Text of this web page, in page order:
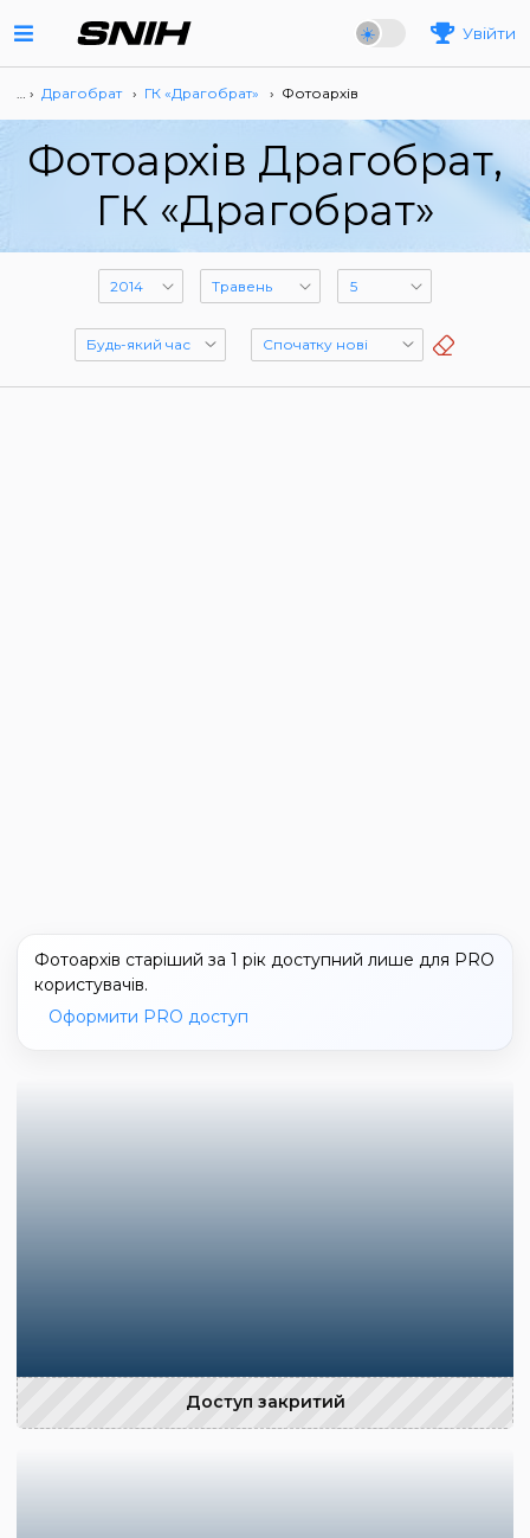
Увійти
… › Драгобрат › ГК «Драгобрат» › Фотоархів
Фотоархів Драгобрат,
ГК «Драгобрат»
Фотоархів старіший за 1 рік доступний лише для PRO
користувачів.
Оформити PRO доступ
Доступ закритий